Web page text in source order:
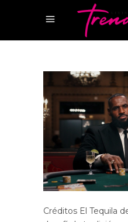
Créditos El Tequila